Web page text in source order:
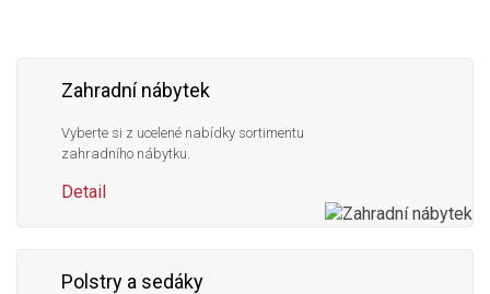
Zahradní nábytek
Vyberte si z ucelené nabídky sortimentu
zahradního nábytku.
Detail
Polstry a sedáky